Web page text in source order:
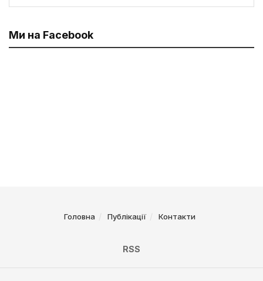
Ми на Facebook
Головна Публікації Контакти
RSS